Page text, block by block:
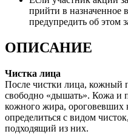
прийти в назначенное
предупредить об этом
ОПИСАНИЕ
Чистка лица
После чистки лица, кожный
свободно «дышать». Кожа и
кожного жира, ороговевших
определиться с видом
подходящий из них.